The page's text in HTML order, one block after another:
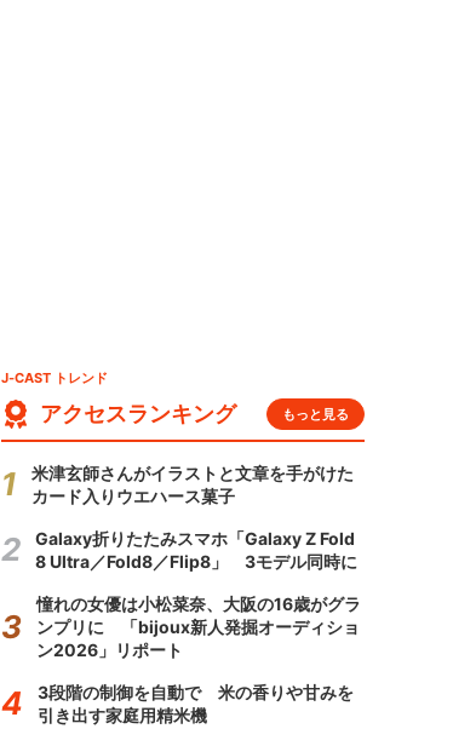
J-CAST トレンド
アクセスランキング もっと見る
米津玄師さんがイラストと文章を手がけた
カード入りウエハース菓子
Galaxy折りたたみスマホ「Galaxy Z Fold
8 Ultra／Fold8／Flip8」 3モデル同時に
憧れの女優は小松菜奈、大阪の16歳がグラ
ンプリに 「bijoux新人発掘オーディショ
ン2026」リポート
3段階の制御を自動で 米の香りや甘みを
引き出す家庭用精米機